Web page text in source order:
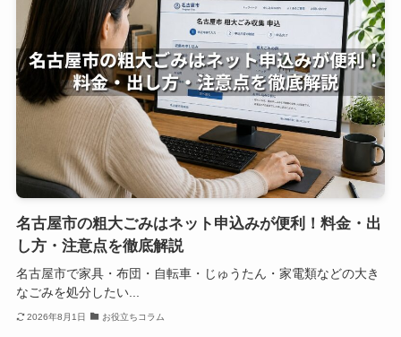
名古屋市の粗大ごみはネット申込みが便利！料金・出
し方・注意点を徹底解説
名古屋市で家具・布団・自転車・じゅうたん・家電類などの大き
なごみを処分したい...
2026年8月1日 お役立ちコラム